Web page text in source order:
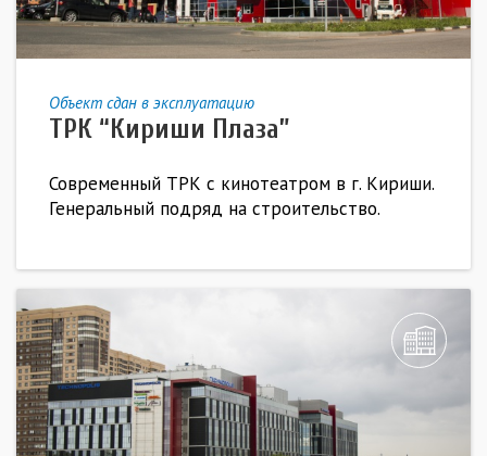
Объект сдан в эксплуатацию
ТРК “Кириши Плаза”
Современный ТРК с кинотеатром в г. Кириши.
Генеральный подряд на строительство.